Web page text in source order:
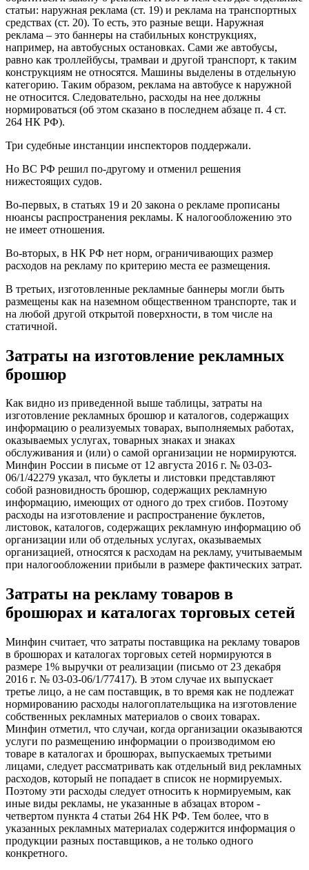
статьи: наружная реклама (ст. 19) и реклама на транспортных
средствах (ст. 20). То есть, это разные вещи. Наружная
реклама – это баннеры на стабильных конструкциях,
например, на автобусных остановках. Сами же автобусы,
равно как троллейбусы, трамваи и другой транспорт, к таким
конструкциям не относятся. Машины выделены в отдельную
категорию. Таким образом, реклама на автобусе к наружной
не относится. Следовательно, расходы на нее должны
нормироваться (об этом сказано в последнем абзаце п. 4 ст.
264 НК РФ).
Три судебные инстанции инспекторов поддержали.
Но ВС РФ решил по-другому и отменил решения
нижестоящих судов.
Во-первых, в статьях 19 и 20 закона о рекламе прописаны
нюансы распространения рекламы. К налогообложению это
не имеет отношения.
Во-вторых, в НК РФ нет норм, ограничивающих размер
расходов на рекламу по критерию места ее размещения.
В третьих, изготовленные рекламные баннеры могли быть
размещены как на наземном общественном транспорте, так и
на любой другой открытой поверхности, в том числе на
статичной.
Затраты на изготовление рекламных
брошюр
Как видно из приведенной выше таблицы, затраты на
изготовление рекламных брошюр и каталогов, содержащих
информацию о реализуемых товарах, выполняемых работах,
оказываемых услугах, товарных знаках и знаках
обслуживания и (или) о самой организации не нормируются.
Минфин России в письме от 12 августа 2016 г. № 03-03-
06/1/42279 указал, что буклеты и листовки представляют
собой разновидность брошюр, содержащих рекламную
информацию, имеющих от одного до трех сгибов. Поэтому
расходы на изготовление и распространение буклетов,
листовок, каталогов, содержащих рекламную информацию об
организации или об отдельных услугах, оказываемых
организацией, относятся к расходам на рекламу, учитываемым
при налогообложении прибыли в размере фактических затрат.
Затраты на рекламу товаров в
брошюрах и каталогах торговых сетей
Минфин считает, что затраты поставщика на рекламу товаров
в брошюрах и каталогах торговых сетей нормируются в
размере 1% выручки от реализации (письмо от 23 декабря
2016 г. № 03-03-06/1/77417). В этом случае их выпускает
третье лицо, а не сам поставщик, в то время как не подлежат
нормированию расходы налогоплательщика на изготовление
собственных рекламных материалов о своих товарах.
Минфин отметил, что случаи, когда организации оказываются
услуги по размещению информации о производимом ею
товаре в каталогах и брошюрах, выпускаемых третьими
лицами, следует рассматривать как отдельный вид рекламных
расходов, который не попадает в список не нормируемых.
Поэтому эти расходы следует относить к нормируемым, как
иные виды рекламы, не указанные в абзацах втором -
четвертом пункта 4 статьи 264 НК РФ. Тем более, что в
указанных рекламных материалах содержится информация о
продукции разных поставщиков, а не только одного
конкретного.